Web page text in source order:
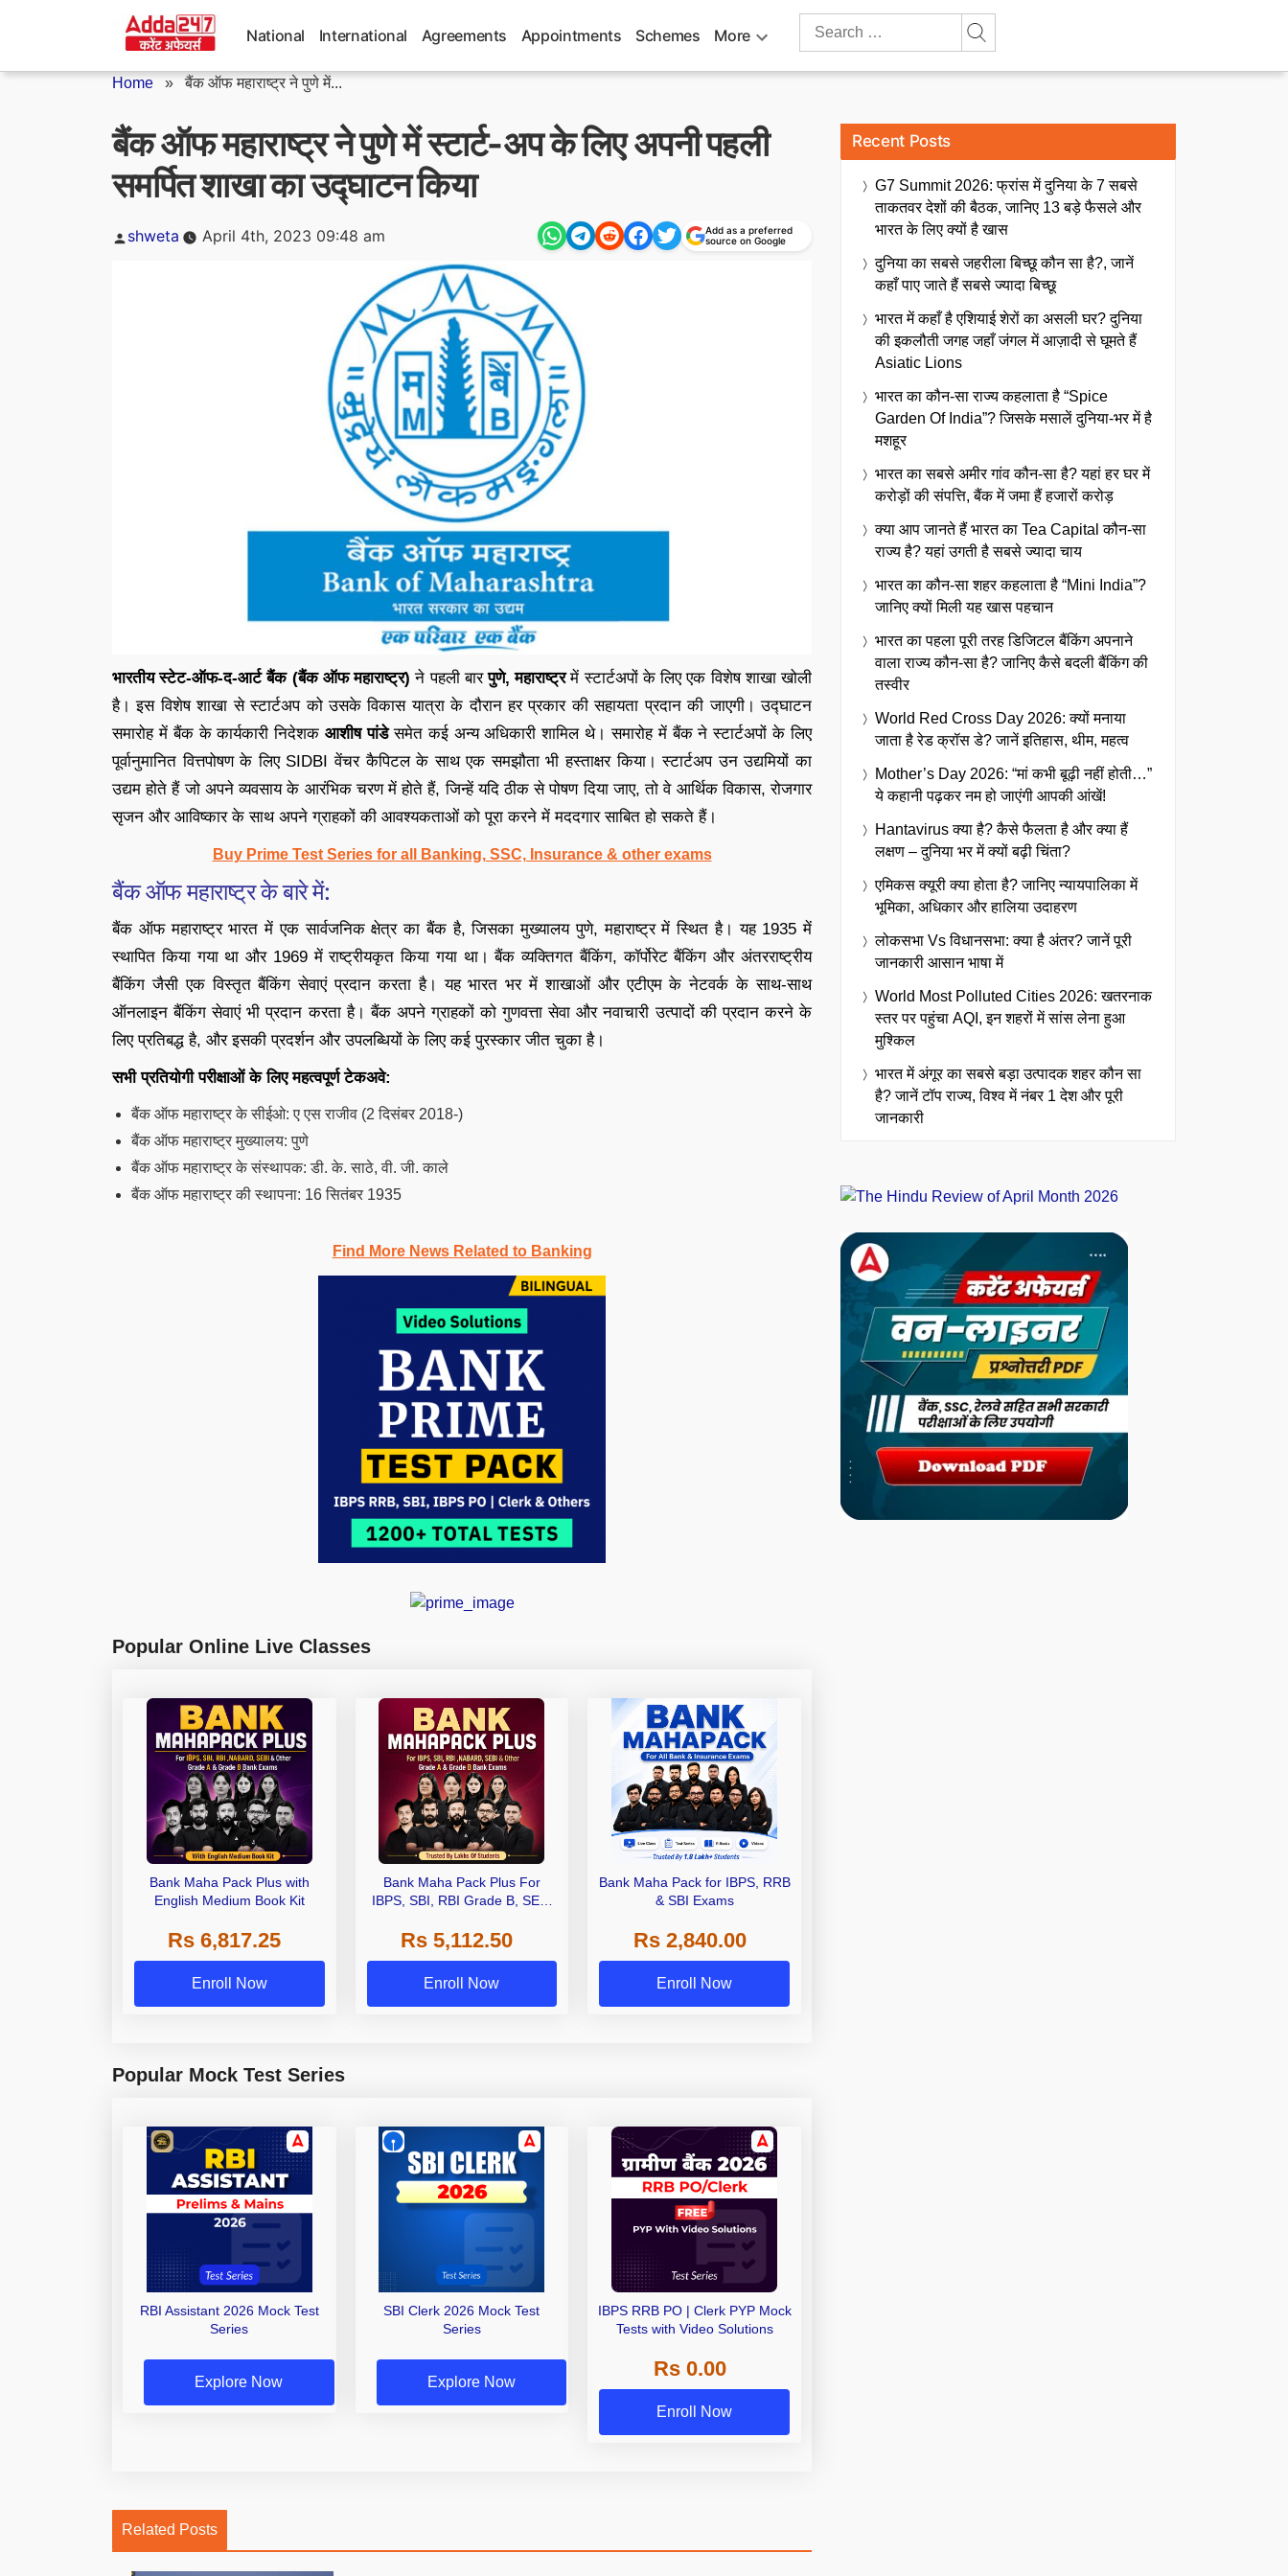
National International Agreements Appointments Schemes More
Search
Home »बैंक ऑफ महाराष्ट्र ने पुणे में...
बैंक ऑफ महाराष्ट्र ने पुणे में स्टार्ट-अप के लिए अपनी पहली
समर्पित शाखा का उद्घाटन किया
Posted
shweta April 4th, 2023 09:48 am
Add as a preferred
source on Google
भारतीय स्टेट-ऑफ-द-आर्ट बैंक (बैंक ऑफ महाराष्ट्र) ने पहली बारपुणे, महाराष्ट्रमें स्टार्टअपों के लिए एक विशेष शाखा खोली
है। इस विशेष शाखा से स्टार्टअप को उसके विकास यात्रा के दौरान हर प्रकार की सहायता प्रदान की जाएगी। उद्घाटन
समारोह में बैंक के कार्यकारी निदेशकआशीष पांडेसमेत कई अन्य अधिकारी शामिल थे। समारोह में बैंक ने स्टार्टअपों के लिए
पूर्वानुमानित वित्तपोषण के लिए SIDBI वेंचर कैपिटल के साथ एक समझौता भी हस्ताक्षर किया। स्टार्टअप उन उद्यमियों का
उद्यम होते हैं जो अपने व्यवसाय के आरंभिक चरण में होते हैं, जिन्हें यदि ठीक से पोषण दिया जाए, तो वे आर्थिक विकास, रोजगार
सृजन और आविष्कार के साथ अपने ग्राहकों की आवश्यकताओं को पूरा करने में मददगार साबित हो सकते हैं।
Buy Prime Test Series for all Banking, SSC, Insurance & other exams
बैंक ऑफ महाराष्ट्र के बारे में:
बैंक ऑफ महाराष्ट्र भारत में एक सार्वजनिक क्षेत्र का बैंक है, जिसका मुख्यालय पुणे, महाराष्ट्र में स्थित है। यह 1935 में
स्थापित किया गया था और 1969 में राष्ट्रीयकृत किया गया था। बैंक व्यक्तिगत बैंकिंग, कॉर्पोरेट बैंकिंग और अंतरराष्ट्रीय
बैंकिंग जैसी एक विस्तृत बैंकिंग सेवाएं प्रदान करता है। यह भारत भर में शाखाओं और एटीएम के नेटवर्क के साथ-साथ
ऑनलाइन बैंकिंग सेवाएं भी प्रदान करता है। बैंक अपने ग्राहकों को गुणवत्ता सेवा और नवाचारी उत्पादों की प्रदान करने के
लिए प्रतिबद्ध है, और इसकी प्रदर्शन और उपलब्धियों के लिए कई पुरस्कार जीत चुका है।
सभी प्रतियोगी परीक्षाओं के लिए महत्वपूर्ण टेकअवे:
बैंक ऑफ महाराष्ट्र के सीईओ: ए एस राजीव (2 दिसंबर 2018-)
बैंक ऑफ महाराष्ट्र मुख्यालय: पुणे
बैंक ऑफ महाराष्ट्र के संस्थापक: डी. के. साठे, वी. जी. काले
बैंक ऑफ महाराष्ट्र की स्थापना: 16 सितंबर 1935
Find More News Related to Banking
Popular Online Live Classes
Bank Maha Pack Plus with
English Medium Book Kit
Rs 6,817.25
Enroll Now
Bank Maha Pack Plus For
IBPS, SBI, RBI Grade B, SEBI
Other Grade A & Grade B Bank
Exams
Rs 5,112.50
Enroll Now
Bank Maha Pack for IBPS, RRB
& SBI Exams
Rs 2,840.00
Enroll Now
Popular Mock Test Series
RBI Assistant 2026 Mock Test
Series
Explore Now
SBI Clerk 2026 Mock Test
Series
Explore Now
IBPS RRB PO | Clerk PYP Mock
Tests with Video Solutions
Rs 0.00
Enroll Now
Related Posts
Recent Posts
G7 Summit 2026: फ्रांस में दुनिया के 7 सबसे
ताकतवर देशों की बैठक, जानिए 13 बड़े फैसले और
भारत के लिए क्यों है खास
दुनिया का सबसे जहरीला बिच्छू कौन सा है?, जानें
कहाँ पाए जाते हैं सबसे ज्यादा बिच्छू
भारत में कहाँ है एशियाई शेरों का असली घर? दुनिया
की इकलौती जगह जहाँ जंगल में आज़ादी से घूमते हैं
Asiatic Lions
भारत का कौन-सा राज्य कहलाता है “Spice
Garden Of India”? जिसके मसालें दुनिया-भर में है
मशहूर
भारत का सबसे अमीर गांव कौन-सा है? यहां हर घर में
करोड़ों की संपत्ति, बैंक में जमा हैं हजारों करोड़
क्या आप जानते हैं भारत का Tea Capital कौन-सा
राज्य है? यहां उगती है सबसे ज्यादा चाय
भारत का कौन-सा शहर कहलाता है “Mini India”?
जानिए क्यों मिली यह खास पहचान
भारत का पहला पूरी तरह डिजिटल बैंकिंग अपनाने
वाला राज्य कौन-सा है? जानिए कैसे बदली बैंकिंग की
तस्वीर
World Red Cross Day 2026: क्यों मनाया
जाता है रेड क्रॉस डे? जानें इतिहास, थीम, महत्व
Mother’s Day 2026: “मां कभी बूढ़ी नहीं होती…”
ये कहानी पढ़कर नम हो जाएंगी आपकी आंखें!
Hantavirus क्या है? कैसे फैलता है और क्या हैं
लक्षण – दुनिया भर में क्यों बढ़ी चिंता?
एमिकस क्यूरी क्या होता है? जानिए न्यायपालिका में
भूमिका, अधिकार और हालिया उदाहरण
लोकसभा Vs विधानसभा: क्या है अंतर? जानें पूरी
जानकारी आसान भाषा में
World Most Polluted Cities 2026: खतरनाक
स्तर पर पहुंचा AQI, इन शहरों में सांस लेना हुआ
मुश्किल
भारत में अंगूर का सबसे बड़ा उत्पादक शहर कौन सा
है? जानें टॉप राज्य, विश्व में नंबर 1 देश और पूरी
जानकारी